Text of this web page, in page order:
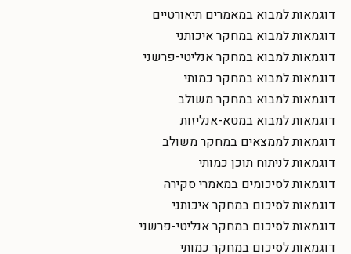
דוגמאות למבוא במאמרים תיאורטיים
דוגמאות למבוא במחקר איכותני
דוגמאות למבוא במחקר אנליטי-פרשני
דוגמאות למבוא במחקר כמותי
דוגמאות למבוא במחקר משולב
דוגמאות למבוא במטא-אנליזות
דוגמאות לממצאים במחקר משולב
דוגמאות לניתוח תוכן כמותי
דוגמאות לסיכומים במאמרי סקירה
דוגמאות לסיכום במחקר איכותני
דוגמאות לסיכום במחקר אנליטי-פרשני
דוגמאות לסיכום במחקר כמותי